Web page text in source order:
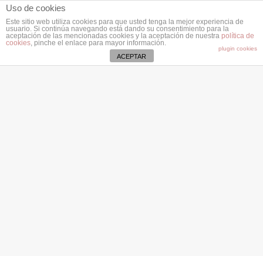
Uso de cookies
Este sitio web utiliza cookies para que usted tenga la mejor experiencia de
usuario. Si continúa navegando está dando su consentimiento para la
aceptación de las mencionadas cookies y la aceptación de nuestra política de
cookies, pinche el enlace para mayor información.
plugin cookies
ACEPTAR